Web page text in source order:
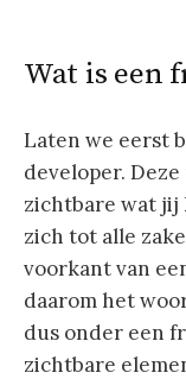
Wat is een
Laten we eerst
developer.
zichtbare wat jij
zich tot alle
voorkant van
daarom het
dus onder een
zichtbare